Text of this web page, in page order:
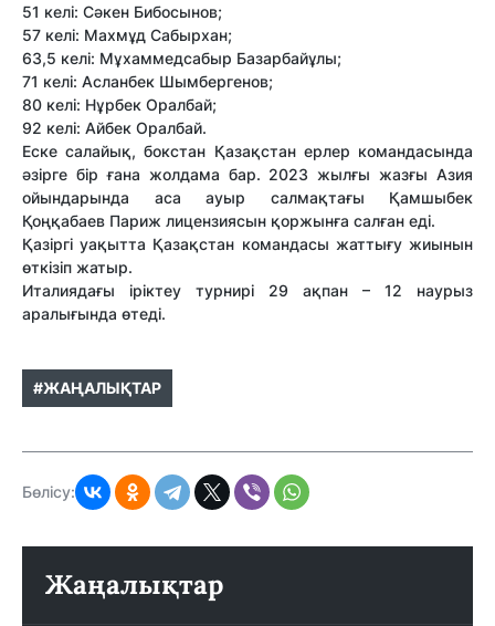
51 келі: Сәкен Бибосынов;
57 келі: Махмұд Сабырхан;
63,5 келі: Мұхаммедсабыр Базарбайұлы;
71 келі: Асланбек Шымбергенов;
80 келі: Нұрбек Оралбай;
92 келі: Айбек Оралбай.
Еске салайық, бокстан Қазақстан ерлер командасында
әзірге бір ғана жолдама бар. 2023 жылғы жазғы Азия
ойындарында аса ауыр салмақтағы Қамшыбек
Қоңқабаев Париж лицензиясын қоржынға салған еді.
Қазіргі уақытта Қазақстан командасы жаттығу жиынын
өткізіп жатыр.
Италиядағы іріктеу турнирі 29 ақпан – 12 наурыз
аралығында өтеді.
#ЖАҢАЛЫҚТАР
Бөлісу:
Жаңалықтар